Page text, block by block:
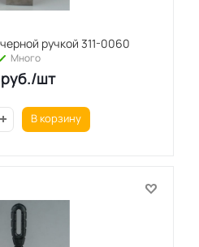
ручкой 311-0060
Много
/шт
В корзину